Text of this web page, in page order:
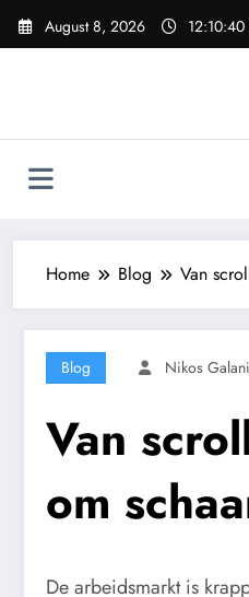
Skip
August 8, 2026 12:10:41
Home Blog Van
Blog Nikos
Van
om
De arbeidsmarkt is